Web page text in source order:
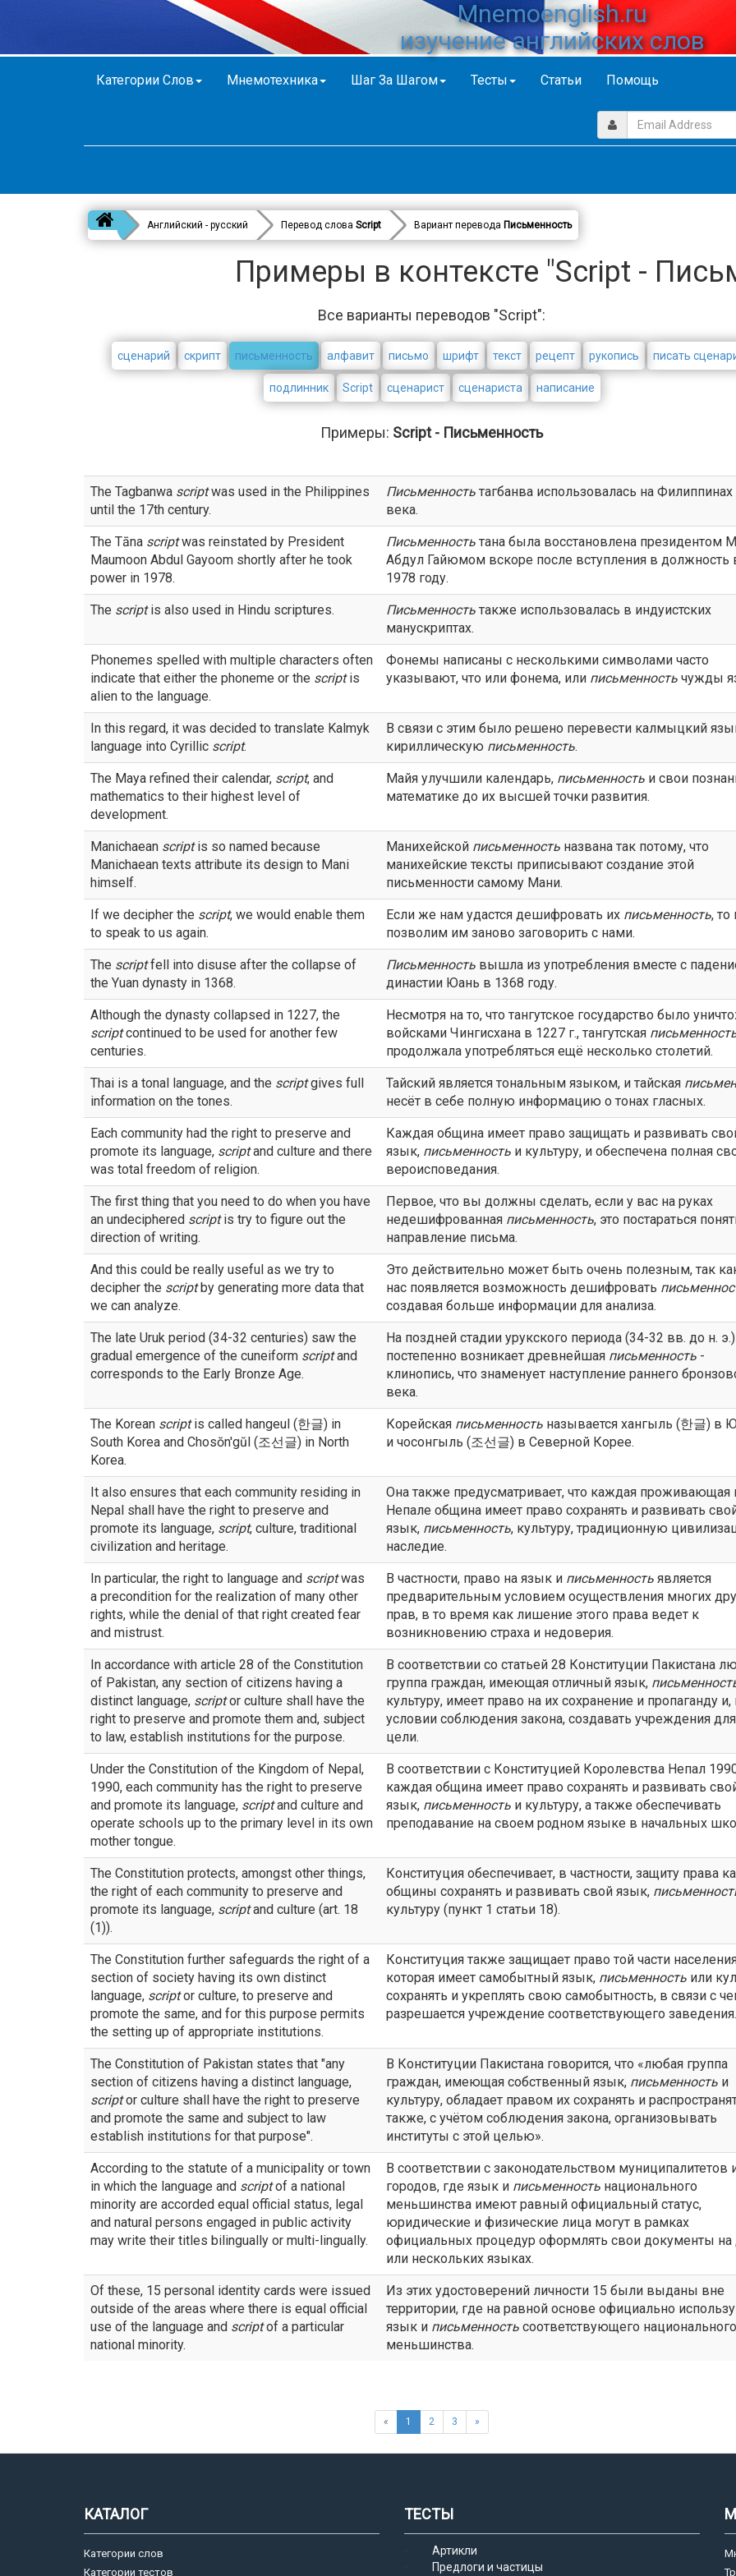
Mnemoenglish.ru
изучение английских слов
Категории Слов Мнемотехника Шаг За Шагом Тесты Статьи Помощь
Английский - русский Перевод слова Script Вариант перевода Письменность
Примеры в контексте "Script -
Все варианты переводов "Script":
сценарий скрипт письменность алфавит письмо шрифт текст рецепт рукопись писать
подлинник Script сценарист сценариста написание
Примеры: Script - Письменность
The Tagbanwa scriptwas used in the Philippines
until the 17th century.
Письменность тагбанва использовалась на
века.
The Tāna scriptwas reinstated by President
Maumoon Abdul Gayoom shortly after he took
power in 1978.
Письменность тана была восстановлена президентом
Абдул Гайюмом вскоре после вступления в должность
1978 году.
The scriptis also used in Hindu scriptures. Письменность также использовалась в индуистских
манускриптах.
Phonemes spelled with multiple characters often
indicate that either the phoneme or the scriptis
alien to the language.
Фонемы написаны с несколькими символами часто
указывают, что или фонема, или письменность чужды
In this regard, it was decided to translate Kalmyk
language into Cyrillic script.
В связи с этим было решено перевести калмыцкий
кириллическую письменность.
The Maya refined their calendar, script, and
mathematics to their highest level of
development.
Майя улучшили календарь, письменность и свои
математике до их высшей точки развития.
Manichaean scriptis so named because
Manichaean texts attribute its design to Mani
himself.
Манихейской письменность названа так потому, что
манихейские тексты приписывают создание этой
письменности самому Мани.
If we decipher the script, we would enable them
to speak to us again.
Если же нам удастся дешифровать их письменность,
позволим им заново заговорить с нами.
The scriptfell into disuse after the collapse of
the Yuan dynasty in 1368.
Письменность вышла из употребления вместе с
династии Юань в 1368 году.
Although the dynasty collapsed in 1227, the
scriptcontinued to be used for another few
centuries.
Несмотря на то, что тангутское государство было
войсками Чингисхана в 1227 г., тангутская
продолжала употребляться ещё несколько столетий.
Thai is a tonal language, and the scriptgives full
information on the tones.
Тайский является тональным языком, и тайская
несёт в себе полную информацию о тонах гласных.
Each community had the right to preserve and
promote its language, scriptand culture and there
was total freedom of religion.
Каждая община имеет право защищать и развивать
язык, письменность и культуру, и обеспечена полная
вероисповедания.
The first thing that you need to do when you have
an undeciphered scriptis try to figure out the
direction of writing.
Первое, что вы должны сделать, если у вас на руках
недешифрованная письменность, это постараться
направление письма.
And this could be really useful as we try to
decipher the scriptby generating more data that
we can analyze.
Это действительно может быть очень полезным, так
нас появляется возможность дешифровать
создавая больше информации для анализа.
The late Uruk period (34-32 centuries) saw the
gradual emergence of the cuneiform scriptand
corresponds to the Early Bronze Age.
На поздней стадии урукского периода (34-32 вв. до н. э.)
постепенно возникает древнейшая письменность -
клинопись, что знаменует наступление раннего
века.
The Korean scriptis called hangeul (한글) in
South Korea and Chosŏn'gŭl (조선글) in North
Korea.
Корейская письменность называется хангыль (한글) в
и чосонгыль (조선글) в Северной Корее.
It also ensures that each community residing in
Nepal shall have the right to preserve and
promote its language, script, culture, traditional
civilization and heritage.
Она также предусматривает, что каждая проживающая
Непале община имеет право сохранять и развивать
язык, письменность, культуру, традиционную
наследие.
In particular, the right to language and scriptwas
a precondition for the realization of many other
rights, while the denial of that right created fear
and mistrust.
В частности, право на язык и письменность является
предварительным условием осуществления многих
прав, в то время как лишение этого права ведет к
возникновению страха и недоверия.
In accordance with article 28 of the Constitution
of Pakistan, any section of citizens having a
distinct language, scriptor culture shall have the
right to preserve and promote them and, subject
to law, establish institutions for the purpose.
В соответствии со статьей 28 Конституции Пакистана
группа граждан, имеющая отличный язык,
культуру, имеет право на их сохранение и пропаганду и,
условии соблюдения закона, создавать учреждения
цели.
Under the Constitution of the Kingdom of Nepal,
1990, each community has the right to preserve
and promote its language, scriptand culture and
operate schools up to the primary level in its own
mother tongue.
В соответствии с Конституцией Королевства Непал
каждая община имеет право сохранять и развивать
язык, письменность и культуру, а также обеспечивать
преподавание на своем родном языке в начальных
The Constitution protects, amongst other things,
the right of each community to preserve and
promote its language, scriptand culture (art. 18
(1)).
Конституция обеспечивает, в частности, защиту права
общины сохранять и развивать свой язык,
культуру (пункт 1 статьи 18).
The Constitution further safeguards the right of a
section of society having its own distinct
language, scriptor culture, to preserve and
promote the same, and for this purpose permits
the setting up of appropriate institutions.
Конституция также защищает право той части
которая имеет самобытный язык, письменность или
сохранять и укреплять свою самобытность, в связи с
разрешается учреждение соответствующего заведения.
The Constitution of Pakistan states that "any
section of citizens having a distinct language,
scriptor culture shall have the right to preserve
and promote the same and subject to law
establish institutions for that purpose".
В Конституции Пакистана говорится, что «любая группа
граждан, имеющая собственный язык, письменность и
культуру, обладает правом их сохранять и
также, с учётом соблюдения закона, организовывать
институты с этой целью».
According to the statute of a municipality or town
in which the language and scriptof a national
minority are accorded equal official status, legal
and natural persons engaged in public activity
may write their titles bilingually or multi-lingually.
В соответствии с законодательством муниципалитетов
городов, где язык и письменность национального
меньшинства имеют равный официальный статус,
юридические и физические лица могут в рамках
официальных процедур оформлять свои документы на
или нескольких языках.
Of these, 15 personal identity cards were issued
outside of the areas where there is equal official
use of the language and scriptof a particular
national minority.
Из этих удостоверений личности 15 были выданы вне
территории, где на равной основе официально
язык и письменность соответствующего национального
меньшинства.
« 1 2 3 »
КАТАЛОГ
Категории слов
Категории тестов
ТЕСТЫ
Артикли
Предлоги и частицы